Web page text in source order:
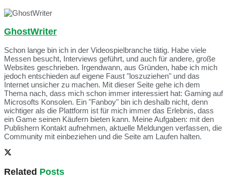
GhostWriter
Schon lange bin ich in der Videospielbranche tätig. Habe viele
Messen besucht, Interviews geführt, und auch für andere, große
Websites geschrieben. Irgendwann, aus Gründen, habe ich mich
jedoch entschieden auf eigene Faust "loszuziehen" und das
Internet unsicher zu machen. Mit dieser Seite gehe ich dem
Thema nach, dass mich schon immer interessiert hat: Gaming auf
Microsofts Konsolen. Ein "Fanboy" bin ich deshalb nicht, denn
wichtiger als die Plattform ist für mich immer das Erlebnis, dass
ein Game seinen Käufern bieten kann. Meine Aufgaben: mit den
Publishern Kontakt aufnehmen, aktuelle Meldungen verfassen, die
Community mit einbeziehen und die Seite am Laufen halten.
Related Posts